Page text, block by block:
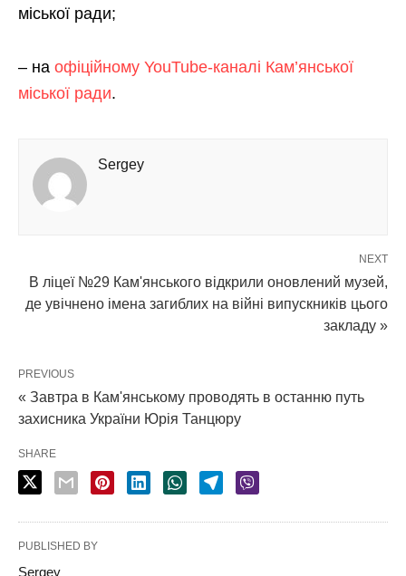
міської ради;
– на офіційному YouTube-каналі Кам’янської
міської ради.
Sergey
NEXT
В ліцеї №29 Кам'янського відкрили оновлений музей,
де увічнено імена загиблих на війні випускників цього
закладу »
PREVIOUS
« Завтра в Кам'янському проводять в останню путь
захисника України Юрія Танцюру
SHARE
PUBLISHED BY
Sergey